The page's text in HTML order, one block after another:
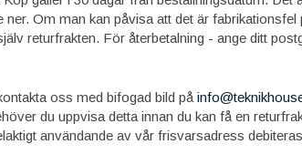
Om man kan påvisa att det är
returfrakten. För återbetalning - ange ditt
oss med bifogad bild på
du uppvisa detta innan du kan få en
användande av vår frisvarsadress